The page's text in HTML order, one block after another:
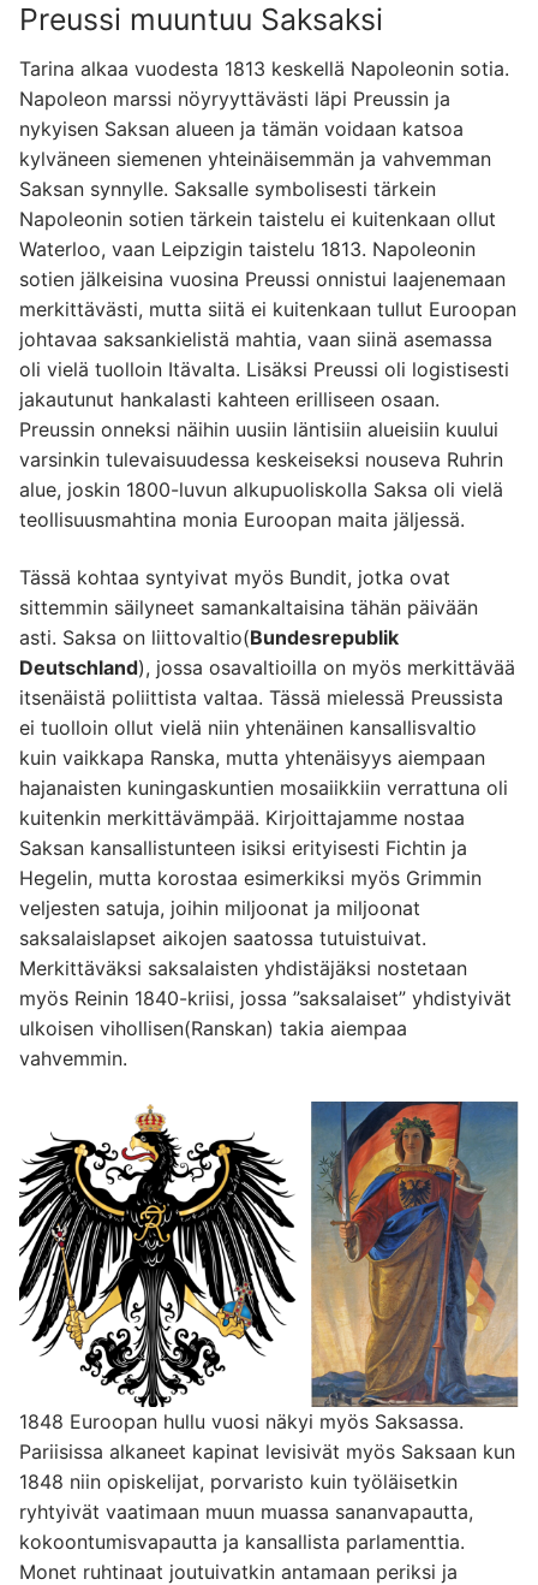
Preussi muuntuu Saksaksi
Tarina alkaa vuodesta 1813 keskellä Napoleonin sotia.
Napoleon marssi nöyryyttävästi läpi Preussin ja
nykyisen Saksan alueen ja tämän voidaan katsoa
kylväneen siemenen yhteinäisemmän ja vahvemman
Saksan synnylle. Saksalle symbolisesti tärkein
Napoleonin sotien tärkein taistelu ei kuitenkaan ollut
Waterloo, vaan Leipzigin taistelu 1813. Napoleonin
sotien jälkeisina vuosina Preussi onnistui laajenemaan
merkittävästi, mutta siitä ei kuitenkaan tullut Euroopan
johtavaa saksankielistä mahtia, vaan siinä asemassa
oli vielä tuolloin Itävalta. Lisäksi Preussi oli logistisesti
jakautunut hankalasti kahteen erilliseen osaan.
Preussin onneksi näihin uusiin läntisiin alueisiin kuului
varsinkin tulevaisuudessa keskeiseksi nouseva Ruhrin
alue, joskin 1800-luvun alkupuoliskolla Saksa oli vielä
teollisuusmahtina monia Euroopan maita jäljessä.
Tässä kohtaa syntyivat myös Bundit, jotka ovat
sittemmin säilyneet samankaltaisina tähän päivään
asti. Saksa on liittovaltio(Bundesrepublik
Deutschland), jossa osavaltioilla on myös merkittävää
itsenäistä poliittista valtaa. Tässä mielessä Preussista
ei tuolloin ollut vielä niin yhtenäinen kansallisvaltio
kuin vaikkapa Ranska, mutta yhtenäisyys aiempaan
hajanaisten kuningaskuntien mosaiikkiin verrattuna oli
kuitenkin merkittävämpää. Kirjoittajamme nostaa
Saksan kansallistunteen isiksi erityisesti Fichtin ja
Hegelin, mutta korostaa esimerkiksi myös Grimmin
veljesten satuja, joihin miljoonat ja miljoonat
saksalaislapset aikojen saatossa tutuistuivat.
Merkittäväksi saksalaisten yhdistäjäksi nostetaan
myös Reinin 1840-kriisi, jossa ”saksalaiset” yhdistyivät
ulkoisen vihollisen(Ranskan) takia aiempaa
vahvemmin.
1848 Euroopan hullu vuosi näkyi myös Saksassa.
Pariisissa alkaneet kapinat levisivät myös Saksaan kun
1848 niin opiskelijat, porvaristo kuin työläisetkin
ryhtyivät vaatimaan muun muassa sananvapautta,
kokoontumisvapautta ja kansallista parlamenttia.
Monet ruhtinaat joutuivatkin antamaan periksi ja